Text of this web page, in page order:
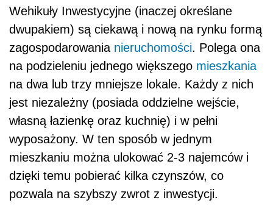
Wehikuły Inwestycyjne (inaczej określane
dwupakiem) są ciekawą i nową na rynku formą
zagospodarowania nieruchomości. Polega ona
na podzieleniu jednego większego mieszkania
na dwa lub trzy mniejsze lokale. Każdy z nich
jest niezależny (posiada oddzielne wejście,
własną łazienkę oraz kuchnię) i w pełni
wyposażony. W ten sposób w jednym
mieszkaniu można ulokować 2-3 najemców i
dzięki temu pobierać kilka czynszów, co
pozwala na szybszy zwrot z inwestycji.